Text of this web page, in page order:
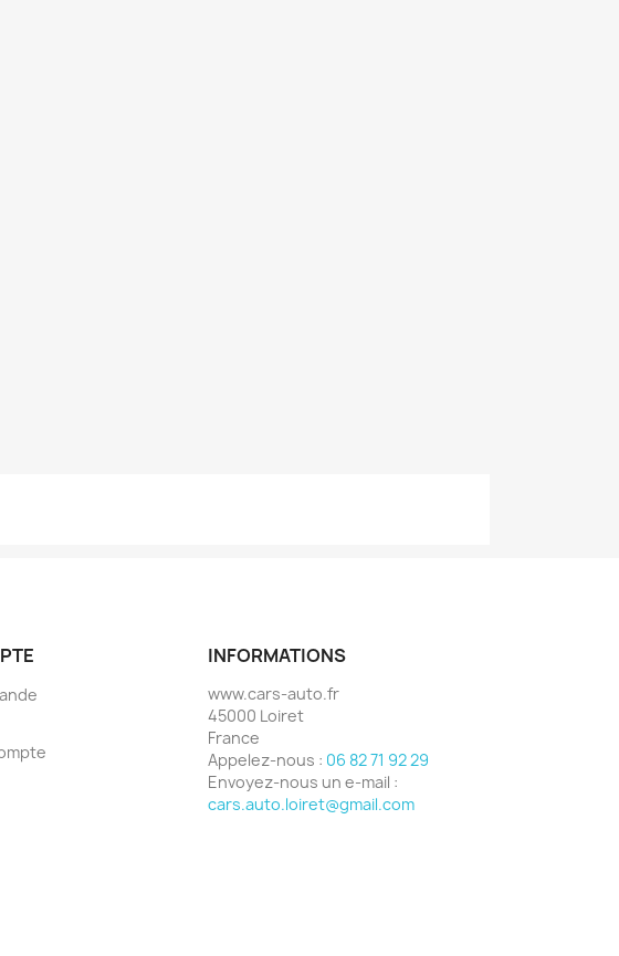
INFORMATIONS
www.cars-auto.fr
45000 Loiret
France
Appelez-nous : 06 82 71 92 29
Envoyez-nous un e-mail :
cars.auto.loiret@gmail.com